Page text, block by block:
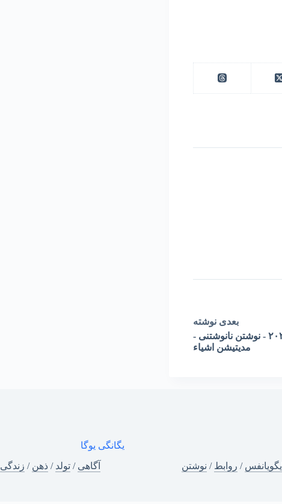
بعدی نوشته
کار روز ١٧ می ٢٠٢٣ - نوشتن نانوشتنی -
مدیتیشن اشیاء
ایگویانفس / روابط / نوشتن
یگانگی یوگا
آگاهی / تولد / ذهن / زندگی